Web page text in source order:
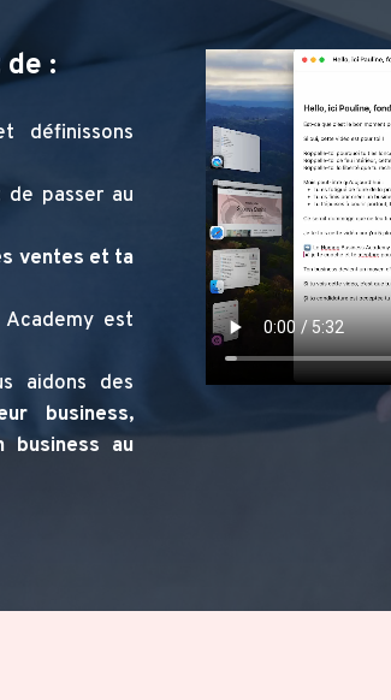
:
définissons
de passer au
ventes et ta
est
aidons des
business,
business au